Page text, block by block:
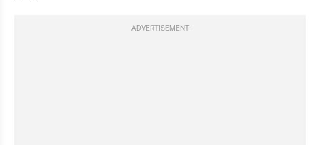
ADVERTISEMENT